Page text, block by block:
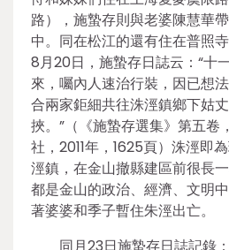
路），施蟄存則與老婆陳慧華
中。同在松江的還有住在普照
8月20日，施蟄存日誌云：“十
來，囑內人速治行裝，因已想
合兩家鉅細共往洙涇鎮鄉下姑
挾。”（《施蟄存選集》第五卷
社，2011年，1625頁）洙涇即
涇鎮，在金山撤縣建區前很長
都是金山的政治、經濟、文明
著婆婆和季子暫住朱涇出亡。